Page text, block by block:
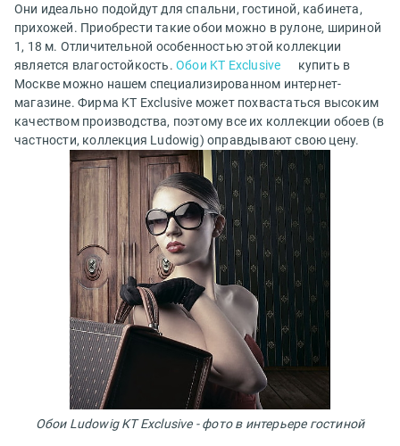
Они идеально подойдут для спальни, гостиной, кабинета,
прихожей. Приобрести такие обои можно в рулоне, шириной
1, 18 м. Отличительной особенностью этой коллекции
является влагостойкость. Обои KT Exclusive
купить в
Москве можно нашем специализированном интернет-
магазине. Фирма KT Exclusive может похвастаться высоким
качеством производства, поэтому все их коллекции обоев (в
частности, коллекция Ludowig) оправдывают свою цену.
Обои Ludowig KT Exclusive - фото в интерьере гостиной